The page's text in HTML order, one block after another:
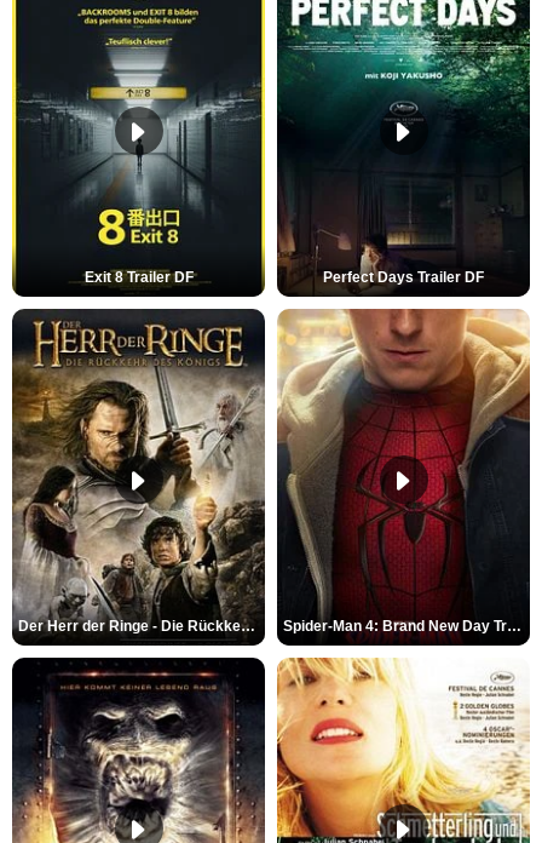
Exit 8 Trailer DF Perfect Days Trailer DF
Der Herr der Ringe - Die Rückkehr des Königs Trailer OV Spider-Man 4: Brand New Day Trailer (3) DF